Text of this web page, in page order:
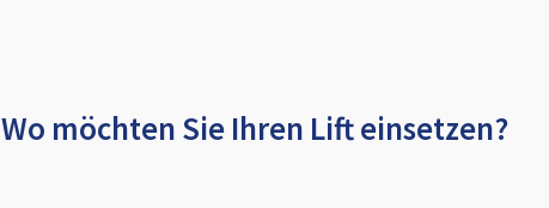
Wo möchten Sie Ihren Lift einsetzen?